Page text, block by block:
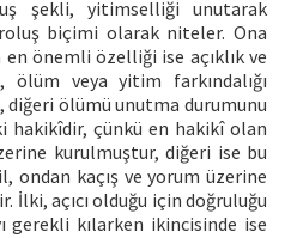
şekli, yitimselliği unutarak
biçimi olarak niteler. Ona
önemli özelliği ise açıklık ve
ölüm veya yitim farkındalığı
diğeri ölümü unutma durumunu
hakikîdir, çünkü en hakikî olan
kurulmuştur, diğeri ise bu
ondan kaçış ve yorum üzerine
İlki, açıcı olduğu için doğruluğu
gerekli kılarken ikincisinde ise